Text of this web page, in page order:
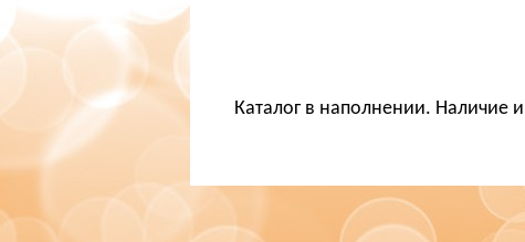
Каталог в наполнении. Наличие